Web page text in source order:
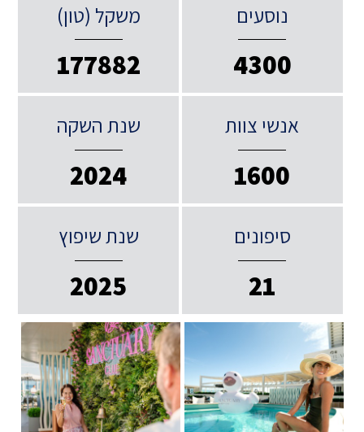
נוסעים
4300
משקל (טון)
177882
אנשי צוות
1600
שנת השקה
2024
סיפונים
21
שנת שיפוץ
2025